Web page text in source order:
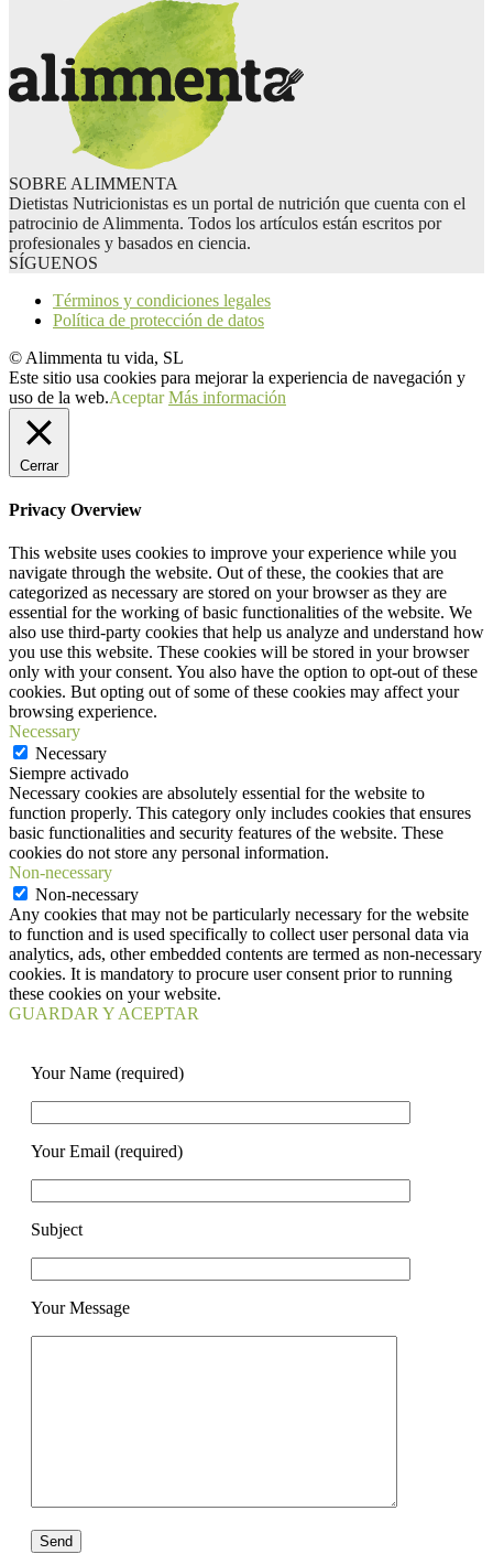
SOBRE ALIMMENTA
Dietistas Nutricionistas es un portal de nutrición que cuenta con el
patrocinio de Alimmenta. Todos los artículos están escritos por
profesionales y basados en ciencia.
SÍGUENOS
Términos y condiciones legales
Política de protección de datos
© Alimmenta tu vida, SL
Este sitio usa cookies para mejorar la experiencia de navegación y
uso de la web.Aceptar Más información
Cerrar
Privacy Overview
This website uses cookies to improve your experience while you
navigate through the website. Out of these, the cookies that are
categorized as necessary are stored on your browser as they are
essential for the working of basic functionalities of the website. We
also use third-party cookies that help us analyze and understand how
you use this website. These cookies will be stored in your browser
only with your consent. You also have the option to opt-out of these
cookies. But opting out of some of these cookies may affect your
browsing experience.
Necessary
Necessary
Siempre activado
Necessary cookies are absolutely essential for the website to
function properly. This category only includes cookies that ensures
basic functionalities and security features of the website. These
cookies do not store any personal information.
Non-necessary
Non-necessary
Any cookies that may not be particularly necessary for the website
to function and is used specifically to collect user personal data via
analytics, ads, other embedded contents are termed as non-necessary
cookies. It is mandatory to procure user consent prior to running
these cookies on your website.
GUARDAR Y ACEPTAR
Your Name (required)
Your Email (required)
Subject
Your Message